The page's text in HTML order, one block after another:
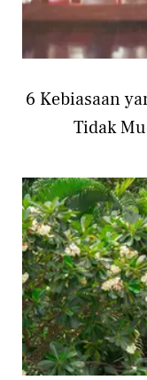
6 Kebiasaan
Tidak